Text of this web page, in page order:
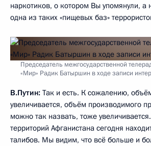
наркотиков, о котором Вы упомянули, а
одна из таких «пищевых баз»
Председатель межгосударственной
«Мир» Радик Батыршин в ходе записи
В.Путин: Так и есть. К сожалению,
увеличивается, объём производимого
можно так назвать, тоже
территорий Афганистана сегодня
талибов. Мы видим, что всё больше и